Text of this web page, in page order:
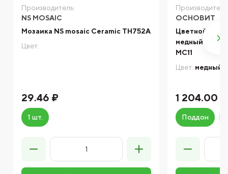
Производитель:
NS MOSAIC
Мозаика NS mosaic Ceramic TH752A
Цвет:
29.46 ₽
1 шт.
ОСНОВИТ
Цветной
медный 083
MC11
Цвет: медный
1 204.00 ₽
Поддон